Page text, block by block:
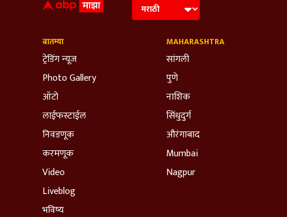
बातम्या
ट्रेडिंग न्यूज
Photo Gallery
ऑटो
लाईफस्टाईल
निवडणूक
करमणूक
Video
Liveblog
भविष्य
MAHARASHTRA
सांगली
पुणे
नाशिक
सिंधुदुर्ग
औरंगाबाद
Mumbai
Nagpur